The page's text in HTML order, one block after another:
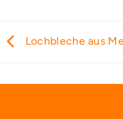
Lochbleche aus